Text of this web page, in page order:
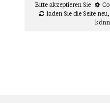
Bitte akzeptieren Sie
laden Sie die Seite neu